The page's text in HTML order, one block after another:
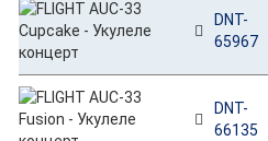
DNT-
65967
DNT-
66135